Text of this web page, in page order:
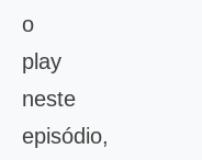
o
play
neste
episódio,